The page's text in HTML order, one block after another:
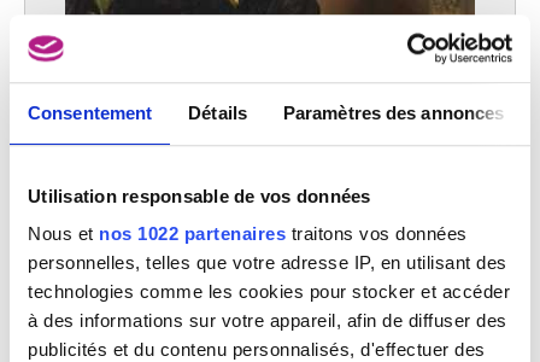
Consentement Détails Paramètres des annonces
Utilisation responsable de vos données
Nous et nos 1022 partenaires traitons vos données
personnelles, telles que votre adresse IP, en utilisant des
technologies comme les cookies pour stocker et accéder
à des informations sur votre appareil, afin de diffuser des
publicités et du contenu personnalisés, d'effectuer des
Portrait de Madame Joseph Wieniawski
Jacques de Lalaing